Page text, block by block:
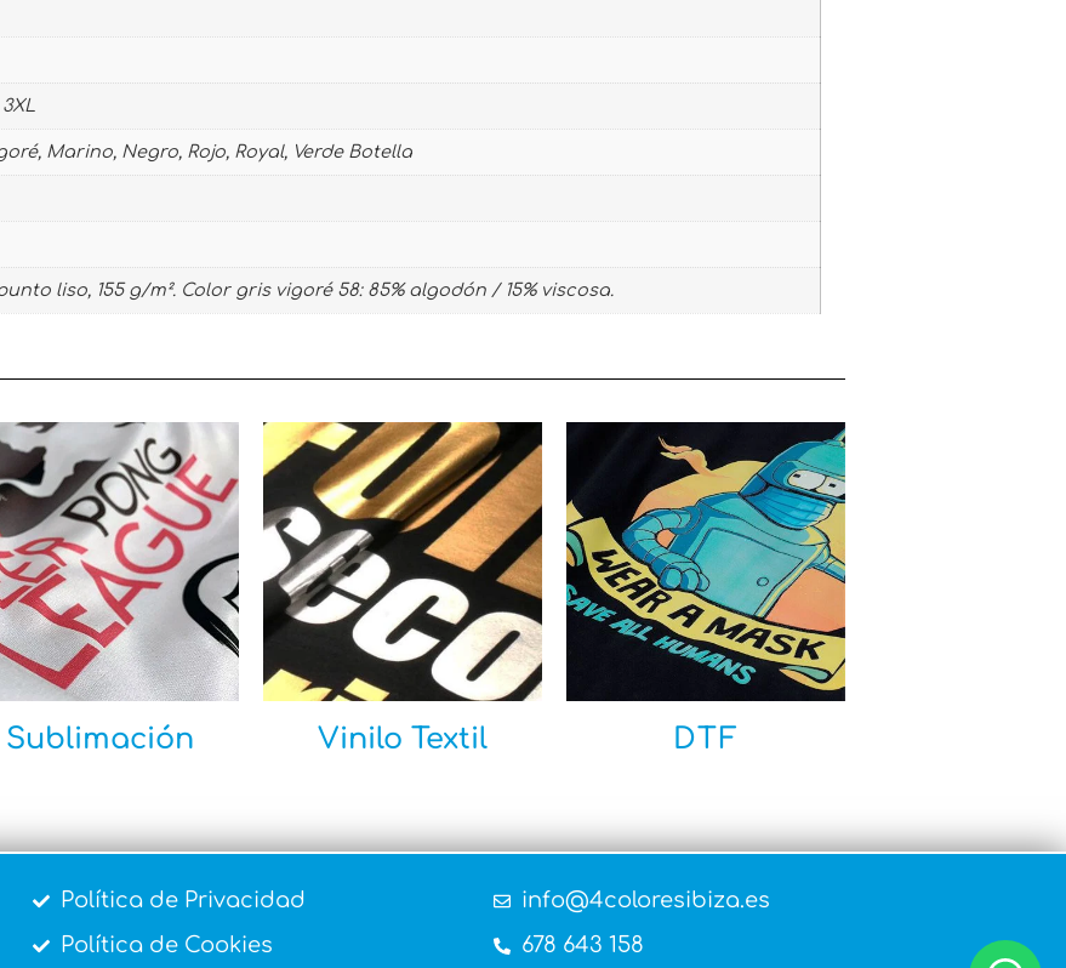
Marino, Negro, Rojo, Royal, Verde Botella
liso, 155 g/m². Color gris vigoré 58: 85% algodón / 15% viscosa.
Sublimación Vinilo Textil DTF
Política de Privacidad
Política de Cookies
info@4coloresibiza.es
678 643 158